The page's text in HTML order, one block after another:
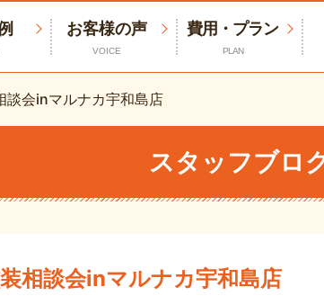
お客様の声
VOICE
費用・プラン
PLAN
談会inマルナカ宇和島店
スタッフブロ
相談会inマルナカ宇和島店